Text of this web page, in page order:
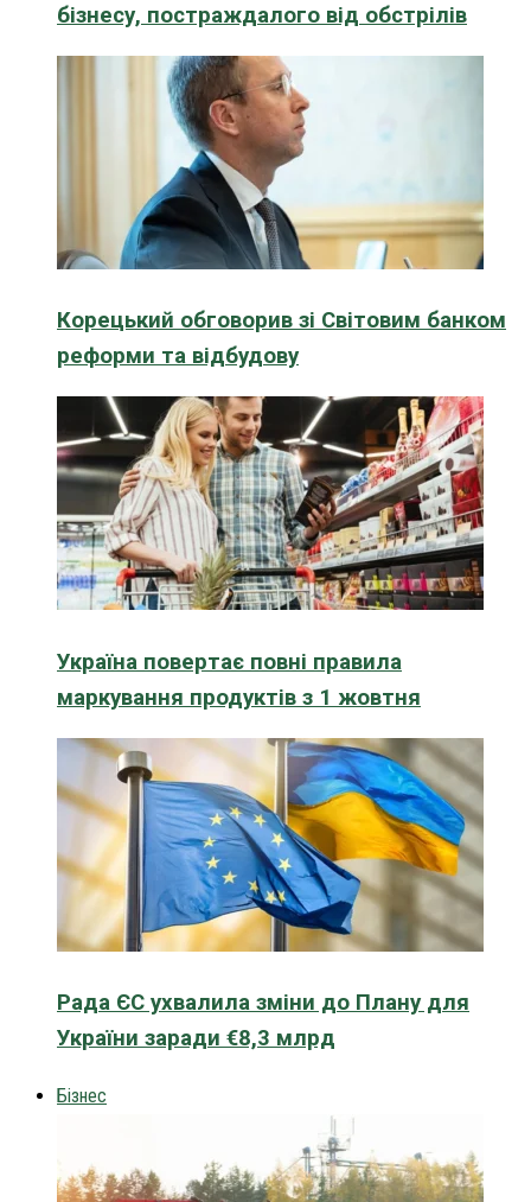
бізнесу, постраждалого від обстрілів
Корецький обговорив зі Світовим банком
реформи та відбудову
Україна повертає повні правила
маркування продуктів з 1 жовтня
Рада ЄС ухвалила зміни до Плану для
України заради €8,3 млрд
Бізнес